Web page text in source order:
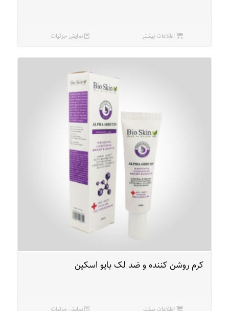
اطلاعات بیشتر نمایش جزئیات
کرم روشن کننده و ضد لک بایو اسکین